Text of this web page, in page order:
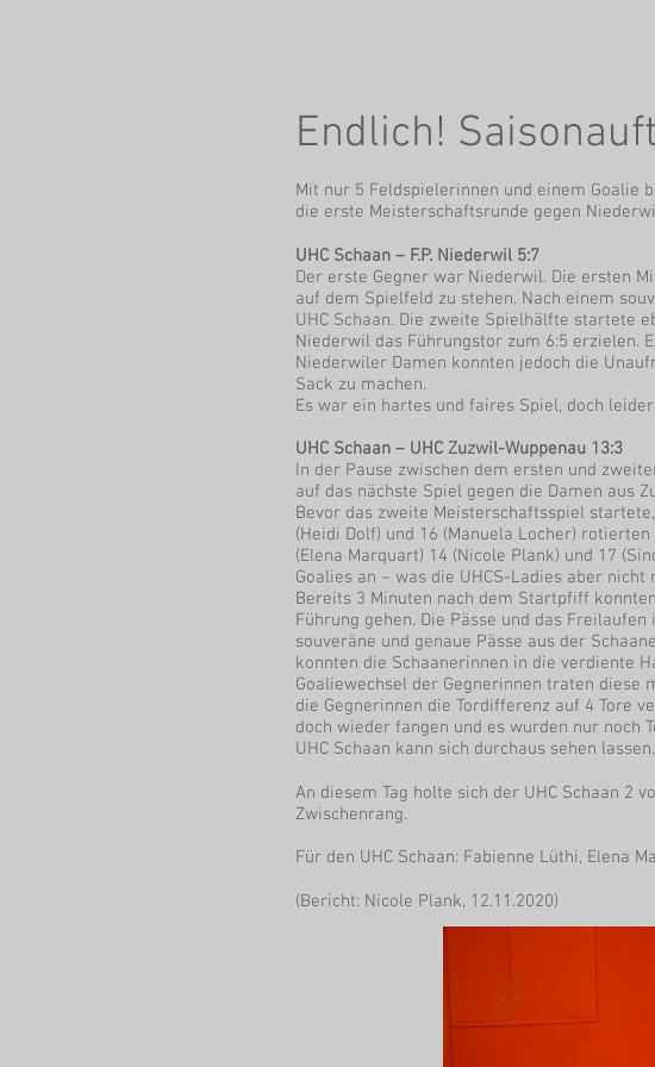
Endlich!
Mit nur 5 Feldspielerinnen und einem Goalie
die erste Meisterschaftsrunde gegen
UHC Schaan – F.P. Niederwil 5:7
Der erste Gegner war Niederwil. Die ersten
auf dem Spielfeld zu stehen. Nach einem
UHC Schaan. Die zweite Spielhälfte startete
Niederwil das Führungstor zum 6:5 erzielen.
Niederwiler Damen konnten jedoch die
Sack zu machen.
Es war ein hartes und faires Spiel, doch
UHC Schaan – UHC Zuzwil-Wuppenau 13:3
In der Pause zwischen dem ersten und
auf das nächste Spiel gegen die Damen aus
Bevor das zweite Meisterschaftsspiel
(Heidi Dolf) und 16 (Manuela Locher)
(Elena Marquart) 14 (Nicole Plank) und 17
Goalies an – was die UHCS-Ladies aber nicht
Bereits 3 Minuten nach dem Startpfiff
Führung gehen. Die Pässe und das
souveräne und genaue Pässe aus der
konnten die Schaanerinnen in die verdiente
Goaliewechsel der Gegnerinnen traten
die Gegnerinnen die Tordifferenz auf 4 Tore
doch wieder fangen und es wurden nur noch
UHC Schaan kann sich durchaus sehen lassen.
An diesem Tag holte sich der UHC Schaan 2
Zwischenrang.
Für den UHC Schaan: Fabienne Lüthi, Elena
(Bericht: Nicole Plank, 12.11.2020)